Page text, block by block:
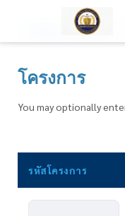
โครงการ
โครงการ
You may optionally
รหัสโครงการ